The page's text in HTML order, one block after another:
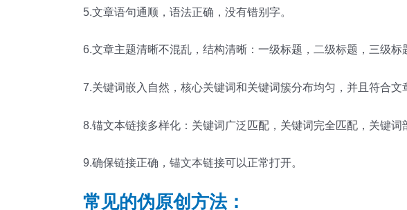
5.文章语句通顺，语法正确，没有错别字。
6.文章主题清晰不混乱，结构清晰：一级标题，二级标题，三级标
7.关键词嵌入自然，核心关键词和关键词簇分布均匀，并且符合
8.锚文本链接多样化：关键词广泛匹配，关键词完全匹配，关键
9.确保链接正确，锚文本链接可以正常打开。
常见的伪原创方法：